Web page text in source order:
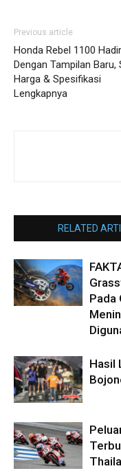
Previous article
Honda Rebel 1100 Hadir
Dengan Tampilan Baru,
Harga & Spesifikasi
Lengkapnya
RELATED
Pada
Hasil